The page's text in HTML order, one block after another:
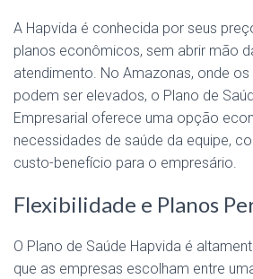
A Hapvida é conhecida por seus
planos econômicos, sem abrir mão
atendimento. No Amazonas, onde
podem ser elevados, o Plano de
Empresarial oferece uma opção
necessidades de saúde da equipe,
custo-benefício para o empresário.
Flexibilidade e Planos
O Plano de Saúde Hapvida é
que as empresas escolham entre